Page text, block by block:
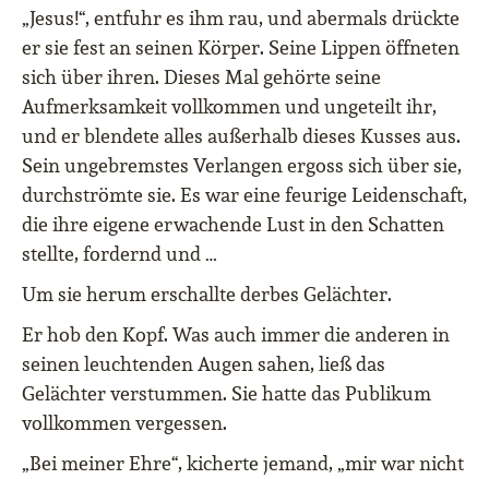
„Jesus!“, entfuhr es ihm rau, und abermals drückte
er sie fest an seinen Körper. Seine Lippen öffneten
sich über ihren. Dieses Mal gehörte seine
Aufmerksamkeit vollkommen und ungeteilt ihr,
und er blendete alles außerhalb dieses Kusses aus.
Sein ungebremstes Verlangen ergoss sich über sie,
durchströmte sie. Es war eine feurige Leidenschaft,
die ihre eigene erwachende Lust in den Schatten
stellte, fordernd und …
Um sie herum erschallte derbes Gelächter.
Er hob den Kopf. Was auch immer die anderen in
seinen leuchtenden Augen sahen, ließ das
Gelächter verstummen. Sie hatte das Publikum
vollkommen vergessen.
„Bei meiner Ehre“, kicherte jemand, „mir war nicht